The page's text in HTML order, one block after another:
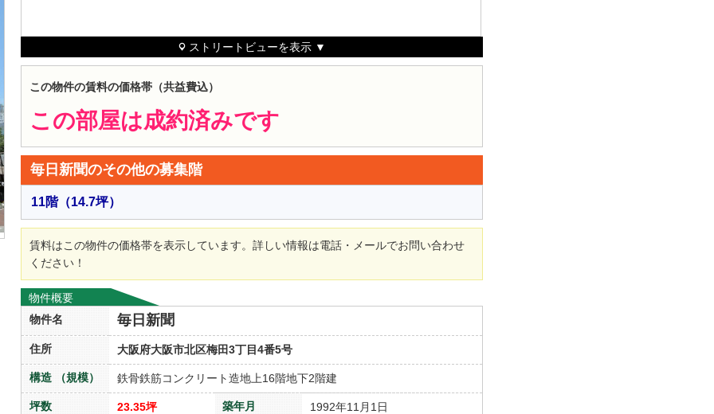
ストリートビューを表示 ▼
この物件の賃料の価格帯（共益費込）
この部屋は成約済みです
毎日新聞のその他の募集階
11階（14.7坪）
賃料はこの物件の価格帯を表示しています。詳しい情報は電話・メールでお問い合わせ
ください！
物件概要
物件名
毎日新聞
住所 大阪府大阪市北区梅田3丁目4番5号
構造 （規模） 鉄骨鉄筋コンクリート造地上16階地下2階建
坪数 23.35坪 築年月 1992年11月1日